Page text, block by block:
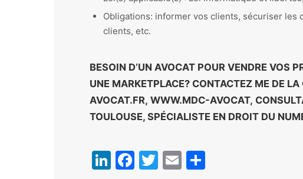
Obligations: informer vos clients, sécuriser
clients, etc.
BESOIN D’UN AVOCAT POUR VENDRE VOS
UNE MARKETPLACE? CONTACTEZ ME DE LA
AVOCAT.FR, WWW.MDC-AVOCAT,
TOULOUSE, SPÉCIALISTE EN DROIT DU
LinkedIn
Facebook
Twitter
Email